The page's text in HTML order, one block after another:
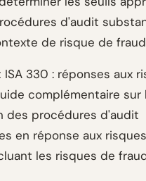
d'audit
de risque de
330 : réponses aux
complémentaire sur
des procédures d'audit
en réponse aux risques
les risques de